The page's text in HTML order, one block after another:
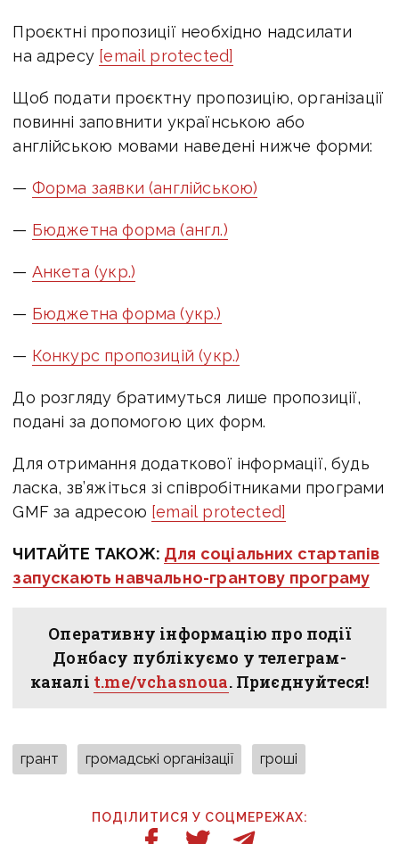
Проєктні пропозиції необхідно надсилати
на адресу [email protected]
Щоб подати проєктну пропозицію, організації
повинні заповнити українською або
англійською мовами наведені нижче форми:
— Форма заявки (англійською)
— Бюджетна форма (англ.)
— Анкета (укр.)
— Бюджетна форма (укр.)
— Конкурс пропозицій (укр.)
До розгляду братимуться лише пропозиції,
подані за допомогою цих форм.
Для отримання додаткової інформації, будь
ласка, зв’яжіться зі співробітниками програми
GMF за адресою [email protected]
ЧИТАЙТЕ ТАКОЖ: Для соціальних стартапів
запускають навчально-грантову програму
Оперативну інформацію про події
Донбасу публікуємо у телеграм-
каналі t.me/vchasnoua. Приєднуйтеся!
грант громадські організації гроші
ПОДІЛИТИСЯ У СОЦМЕРЕЖАХ: